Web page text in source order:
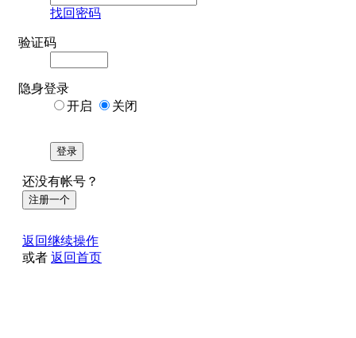
找回密码
验证码
隐身登录
开启
关闭
登录
还没有帐号？
注册一个
返回继续操作
或者 返回首页